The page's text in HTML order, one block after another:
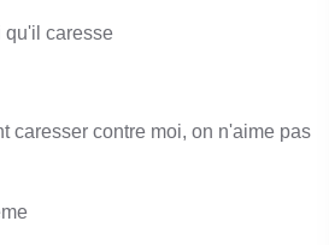
qu'il caresse
caresser contre moi, on n'aime pas